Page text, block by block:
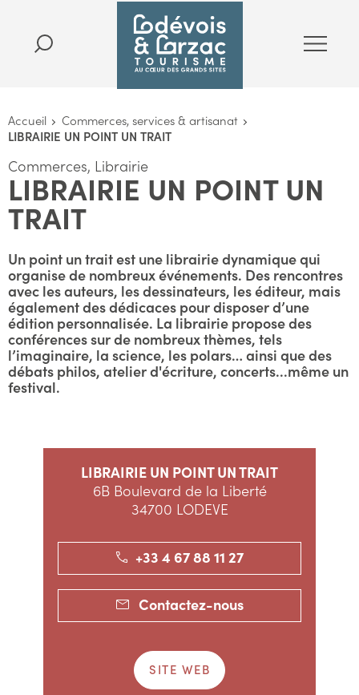
Accueil
Commerces, services & artisanat
LIBRAIRIE UN POINT UN TRAIT
Commerces, Librairie
LIBRAIRIE UN POINT UN
TRAIT
Un point un trait est une librairie dynamique qui
organise de nombreux événements. Des rencontres
avec les auteurs, les dessinateurs, les éditeur, mais
également des dédicaces pour disposer d’une
édition personnalisée. La librairie propose des
conférences sur de nombreux thèmes, tels
l’imaginaire, la science, les polars… ainsi que des
débats philos, atelier d'écriture, concerts...même un
festival.
LIBRAIRIE UN POINT UN TRAIT
6B Boulevard de la Liberté
34700 LODEVE
+33 4 67 88 11 27
Contactez-nous
SITE WEB